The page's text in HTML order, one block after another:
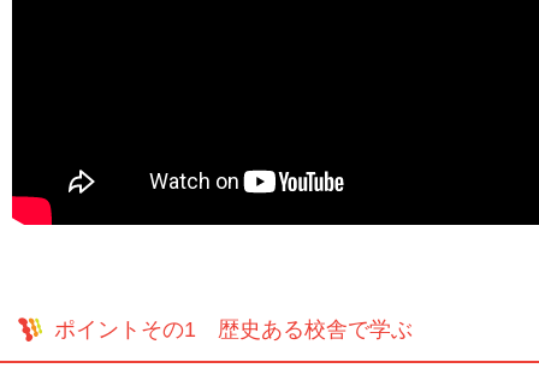
ポイントその1 歴史ある校舎で学ぶ